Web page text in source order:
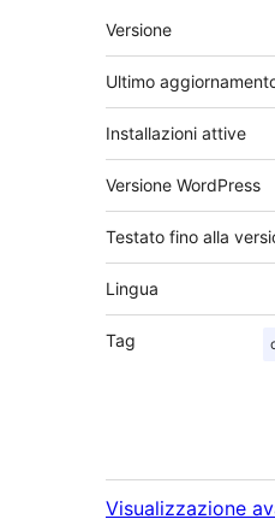
Meta
Versione
Ultimo
Installazioni attive
Versione WordPress
Testato fino alla
Lingua
Tag
Visualizzazione